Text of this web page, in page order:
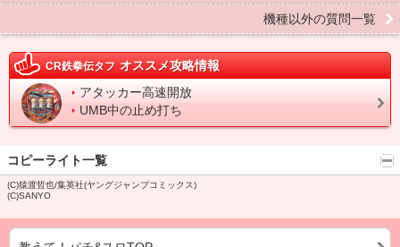
機種以外の質問一覧
CR鉄拳伝タフ オススメ攻略情報
アタッカー高速開放
UMB中の止め打ち
コピーライト一覧
(C)猿渡哲也/集英社(ヤングジャンプコミックス)
(C)SANYO